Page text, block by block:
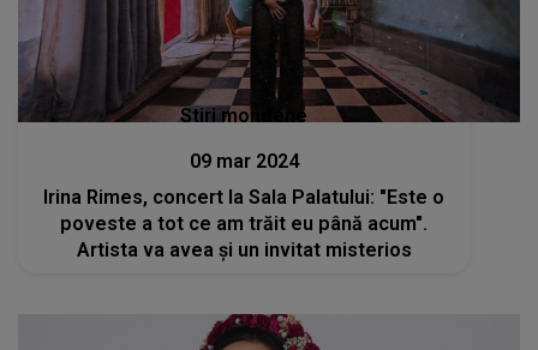
Stiri mondene
09 mar 2024
Irina Rimes, concert la Sala Palatului: "Este o
poveste a tot ce am trăit eu până acum".
Artista va avea și un invitat misterios